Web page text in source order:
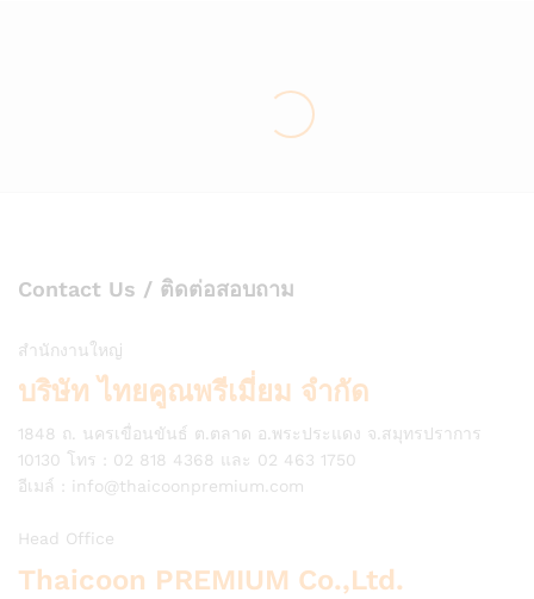
Contact Us / ติดต่อสอบถาม
สำนักงานใหญ่
บริษัท ไทยคูณพรีเมี่ยม จำกัด
1848 ถ. นครเขื่อนขันธ์ ต.ตลาด อ.พระประแดง จ.สมุทรปราการ
10130 โทร : 02 818 4368 และ 02 463 1750
อีเมล์ : info@thaicoonpremium.com
Head Office
Thaicoon PREMIUM Co.,Ltd.